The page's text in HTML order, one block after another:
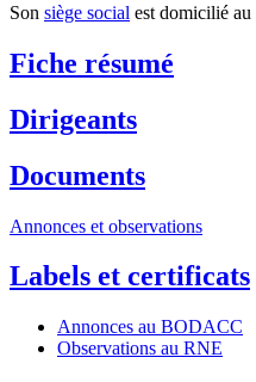
Son siège social est domicilié au
Fiche résumé
Dirigeants
Documents
Annonces et observations
Labels et certificats
Annonces au BODACC
Observations au RNE